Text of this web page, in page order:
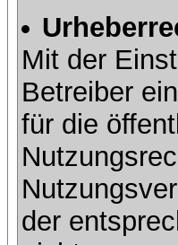
Mit der
Betreiber
für die
der